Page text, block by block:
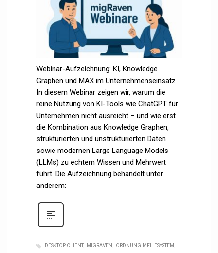
Webinar-Aufzeichnung: KI, Knowledge
Graphen und MAX im Unternehmenseinsatz
In diesem Webinar zeigen wir, warum die
reine Nutzung von KI-Tools wie ChatGPT für
Unternehmen nicht ausreicht – und wie erst
die Kombination aus Knowledge Graphen,
strukturierten und unstrukturierten Daten
sowie modernen Large Language Models
(LLMs) zu echtem Wissen und Mehrwert
führt. Die Aufzeichnung behandelt unter
anderem:
DESKTOP CLIENT MIGRAVEN
ORDNUNGIMFILESYSTEM